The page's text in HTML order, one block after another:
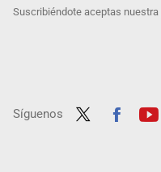
Suscribiéndote aceptas nuestra
Síguenos